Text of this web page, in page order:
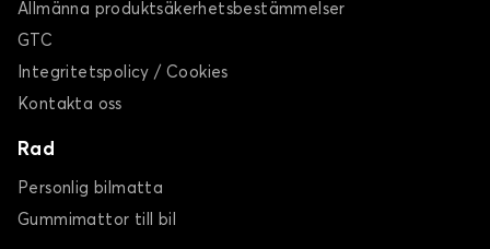
Allmänna produktsäkerhetsbestämmelser
GTC
Integritetspolicy / Cookies
Kontakta oss
Rad
Personlig bilmatta
Gummimattor till bil